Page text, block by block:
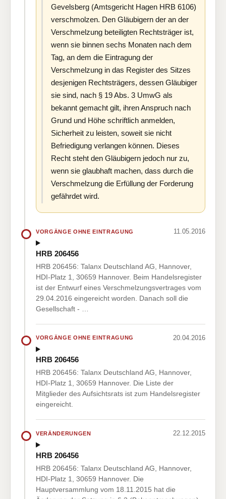
Gevelsberg (Amtsgericht Hagen HRB 6106)
verschmolzen. Den Gläubigern der an der
Verschmelzung beteiligten Rechtsträger ist,
wenn sie binnen sechs Monaten nach dem
Tag, an dem die Eintragung der
Verschmelzung in das Register des Sitzes
desjenigen Rechtsträgers, dessen Gläubiger
sie sind, nach § 19 Abs. 3 UmwG als
bekannt gemacht gilt, ihren Anspruch nach
Grund und Höhe schriftlich anmelden,
Sicherheit zu leisten, soweit sie nicht
Befriedigung verlangen können. Dieses
Recht steht den Gläubigern jedoch nur zu,
wenn sie glaubhaft machen, dass durch die
Verschmelzung die Erfüllung der Forderung
gefährdet wird.
VORGÄNGE OHNE EINTRAGUNG 11.05.2016
HRB 206456
HRB 206456: Talanx Deutschland AG, Hannover,
HDI-Platz 1, 30659 Hannover. Beim Handelsregister
ist der Entwurf eines Verschmelzungsvertrages vom
29.04.2016 eingereicht worden. Danach soll die
Gesellschaft - …
VORGÄNGE OHNE EINTRAGUNG 20.04.2016
HRB 206456
HRB 206456: Talanx Deutschland AG, Hannover,
HDI-Platz 1, 30659 Hannover. Die Liste der
Mitglieder des Aufsichtsrats ist zum Handelsregister
eingereicht.
VERÄNDERUNGEN 22.12.2015
HRB 206456
HRB 206456: Talanx Deutschland AG, Hannover,
HDI-Platz 1, 30659 Hannover. Die
Hauptversammlung vom 18.11.2015 hat die